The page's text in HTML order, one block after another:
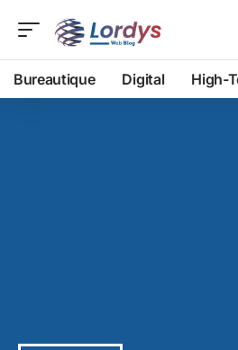
Bureautique Digital High-